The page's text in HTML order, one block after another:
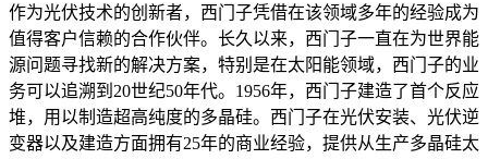
作为光伏技术的创新者，西门子凭借在该领域多年的经验成为
值得客户信赖的合作伙伴。长久以来，西门子一直在为世界能
源问题寻找新的解决方案，特别是在太阳能领域，西门子的业
务可以追溯到20世纪50年代。1956年，西门子建造了首个反应
堆，用以制造超高纯度的多晶硅。西门子在光伏安装、光伏逆
变器以及建造方面拥有25年的商业经验，提供从生产多晶硅太